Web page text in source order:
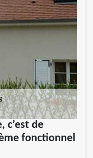
c’est de
fonctionnel